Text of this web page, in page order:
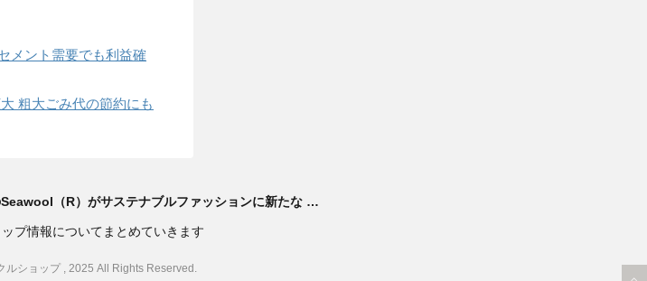
メント需要でも利益確
粗大ごみ代の節約にも
（R）がサステナブルファッションに新たな …
プ情報についてまとめていきます
ルショップ , 2025 All Rights Reserved.